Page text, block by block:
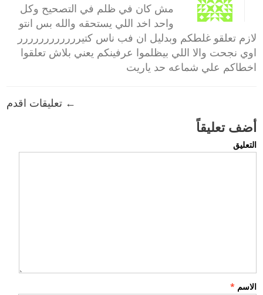
مش كان في ظلم في التصحيح وكل
واحد اخد اللي يستحقه والله بس انتو
لازم تعلقو غلطكم وبدليل ان فب ناس كتيرررررررررررر
اوي نجحت والا اللي بيظلموا عرفينكم يعني بلاش تعلقوا
اخطاكم علي شماعه حد ياريت
← تعليقات اقدم
أضف تعليقاً
التعليق
الاسم *